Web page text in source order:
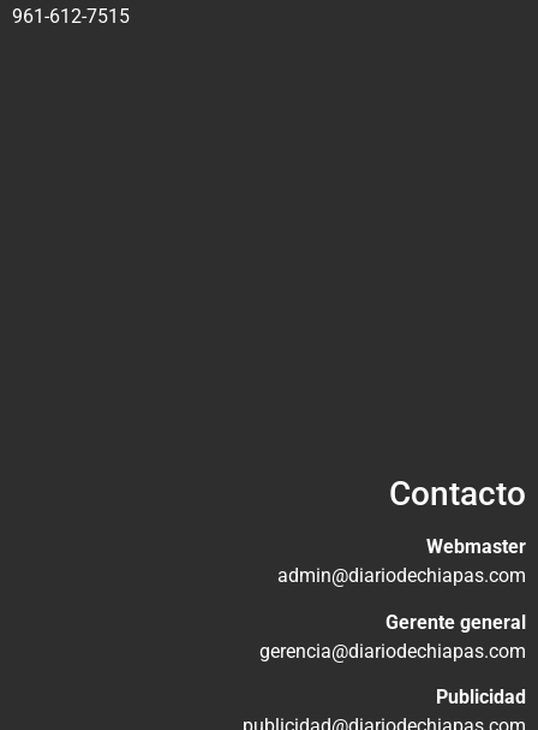
961-612-7515
Contacto
Webmaster
admin@diariodechiapas.com
Gerente general
gerencia@diariodechiapas.com
Publicidad